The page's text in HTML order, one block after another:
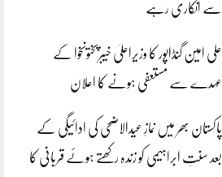
سے انکاری رہے
علی امین گنڈاپور کا وزیراعلیٰ خیبرپختونخوا کے
عہدے سے مستعفی ہونے کا اعلان
پاکستان بھر میں نمازِ عیدالاضحی کی ادائیگی کے
بعد سنتِ ابراہیمی کو زندہ رکھتے ہوئے قربانی کا